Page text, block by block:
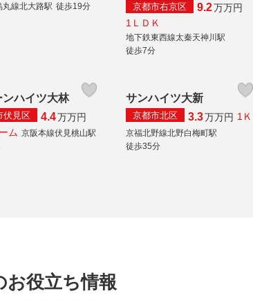
丸線北大路駅 徒歩19分 京都市右京区 9.2万万円
1ＬＤＫ
地下鉄東西線太秦天神川駅
徒歩7分
ンハイツ大林
伏見区 4.4万万円
ム 京阪本線伏見桃山駅
サンハイツ大新
京都市北区 3.3万万円 1Ｋ
京福北野線北野白梅町駅
徒歩35分
お役立ち情報